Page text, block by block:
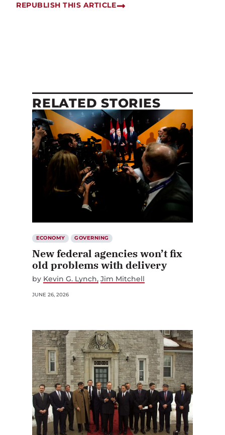
REPUBLISH THIS ARTICLE
RELATED STORIES
ECONOMY GOVERNING
New federal agencies won’t fix
old problems with delivery
by Kevin G. Lynch Jim Mitchell
JUNE 26, 2026